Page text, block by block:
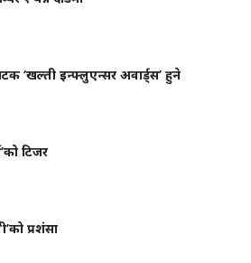
‘खल्ती इन्फ्लुएन्सर अवार्ड्स’ हुने
टिजर
प्रशंसा